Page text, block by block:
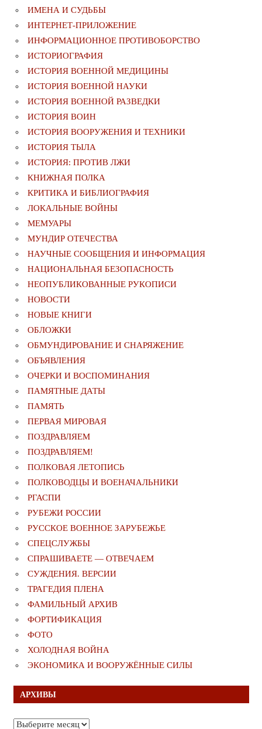
ИМЕНА И СУДЬБЫ
ИНТЕРНЕТ-ПРИЛОЖЕНИЕ
ИНФОРМАЦИОННОЕ ПРОТИВОБОРСТВО
ИСТОРИОГРАФИЯ
ИСТОРИЯ ВОЕННОЙ МЕДИЦИНЫ
ИСТОРИЯ ВОЕННОЙ НАУКИ
ИСТОРИЯ ВОЕННОЙ РАЗВЕДКИ
ИСТОРИЯ ВОИН
ИСТОРИЯ ВООРУЖЕНИЯ И ТЕХНИКИ
ИСТОРИЯ ТЫЛА
ИСТОРИЯ: ПРОТИВ ЛЖИ
КНИЖНАЯ ПОЛКА
КРИТИКА И БИБЛИОГРАФИЯ
ЛОКАЛЬНЫЕ ВОЙНЫ
МЕМУАРЫ
МУНДИР ОТЕЧЕСТВА
НАУЧНЫЕ СООБЩЕНИЯ И ИНФОРМАЦИЯ
НАЦИОНАЛЬНАЯ БЕЗОПАСНОСТЬ
НЕОПУБЛИКОВАННЫЕ РУКОПИСИ
НОВОСТИ
НОВЫЕ КНИГИ
ОБЛОЖКИ
ОБМУНДИРОВАНИЕ И СНАРЯЖЕНИЕ
ОБЪЯВЛЕНИЯ
ОЧЕРКИ И ВОСПОМИНАНИЯ
ПАМЯТНЫЕ ДАТЫ
ПАМЯТЬ
ПЕРВАЯ МИРОВАЯ
ПОЗДРАВЛЯЕМ
ПОЗДРАВЛЯЕМ!
ПОЛКОВАЯ ЛЕТОПИСЬ
ПОЛКОВОДЦЫ И ВОЕНАЧАЛЬНИКИ
РГАСПИ
РУБЕЖИ РОССИИ
РУССКОЕ ВОЕННОЕ ЗАРУБЕЖЬЕ
СПЕЦСЛУЖБЫ
СПРАШИВАЕТЕ — ОТВЕЧАЕМ
СУЖДЕНИЯ. ВЕРСИИ
ТРАГЕДИЯ ПЛЕНА
ФАМИЛЬНЫЙ АРХИВ
ФОРТИФИКАЦИЯ
ФОТО
ХОЛОДНАЯ ВОЙНА
ЭКОНОМИКА И ВООРУЖЁННЫЕ СИЛЫ
АРХИВЫ
Архивы